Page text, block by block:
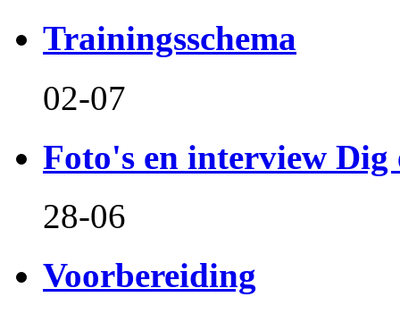
Trainingsschema
02-07
Foto's en interview Dig
28-06
Voorbereiding